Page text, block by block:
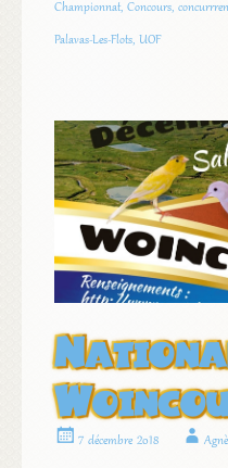
Championnat, Concours,
Palavas-Les-Flots, UOF
7 décembre 2018